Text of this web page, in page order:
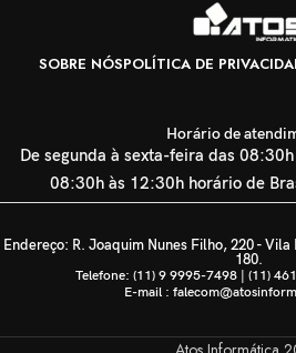
SOBRE NÓSPOLÍTICA DE
Horário de
De segunda à sexta-feira das
08:30h às 12:30h horário de
Endereço: R. Joaquim Nunes Filho, 220 -
180.
Telefone: (11) 9 9995-7498 | (11)
E-mail :